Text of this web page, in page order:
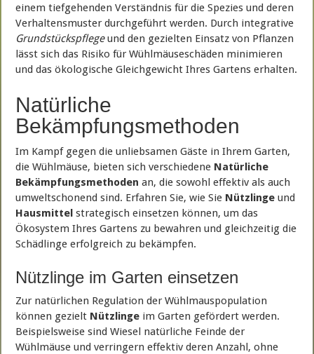
einem tiefgehenden Verständnis für die Spezies und deren
Verhaltensmuster durchgeführt werden. Durch integrative
Grundstückspflegeund den gezielten Einsatz von Pflanzen
lässt sich das Risiko für Wühlmäuseschäden minimieren
und das ökologische Gleichgewicht Ihres Gartens erhalten.
Natürliche
Bekämpfungsmethoden
Im Kampf gegen die unliebsamen Gäste in Ihrem Garten,
die Wühlmäuse, bieten sich verschiedene Natürliche
Bekämpfungsmethoden an, die sowohl effektiv als auch
umweltschonend sind. Erfahren Sie, wie Sie Nützlinge und
Hausmittel strategisch einsetzen können, um das
Ökosystem Ihres Gartens zu bewahren und gleichzeitig die
Schädlinge erfolgreich zu bekämpfen.
Nützlinge im Garten einsetzen
Zur natürlichen Regulation der Wühlmauspopulation
können gezielt Nützlinge im Garten gefördert werden.
Beispielsweise sind Wiesel natürliche Feinde der
Wühlmäuse und verringern effektiv deren Anzahl, ohne